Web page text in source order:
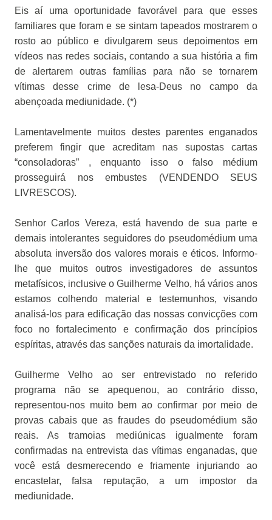
Eis aí uma oportunidade favorável para que esses
familiares que foram e se sintam tapeados mostrarem o
rosto ao público e divulgarem seus depoimentos em
vídeos nas redes sociais, contando a sua história a fim
de alertarem outras famílias para não se tornarem
vítimas desse crime de lesa-Deus no campo da
abençoada mediunidade. (*)
Lamentavelmente muitos destes parentes enganados
preferem fingir que acreditam nas supostas cartas
“consoladoras” , enquanto isso o falso médium
prosseguirá nos embustes (VENDENDO SEUS
LIVRESCOS).
Senhor Carlos Vereza, está havendo de sua parte e
demais intolerantes seguidores do pseudomédium uma
absoluta inversão dos valores morais e éticos. Informo-
lhe que muitos outros investigadores de assuntos
metafísicos, inclusive o Guilherme Velho, há vários anos
estamos colhendo material e testemunhos, visando
analisá-los para edificação das nossas convicções com
foco no fortalecimento e confirmação dos princípios
espíritas, através das sanções naturais da imortalidade.
Guilherme Velho ao ser entrevistado no referido
programa não se apequenou, ao contrário disso,
representou-nos muito bem ao confirmar por meio de
provas cabais que as fraudes do pseudomédium são
reais. As tramoias mediúnicas igualmente foram
confirmadas na entrevista das vítimas enganadas, que
você está desmerecendo e friamente injuriando ao
encastelar, falsa reputação, a um impostor da
mediunidade.